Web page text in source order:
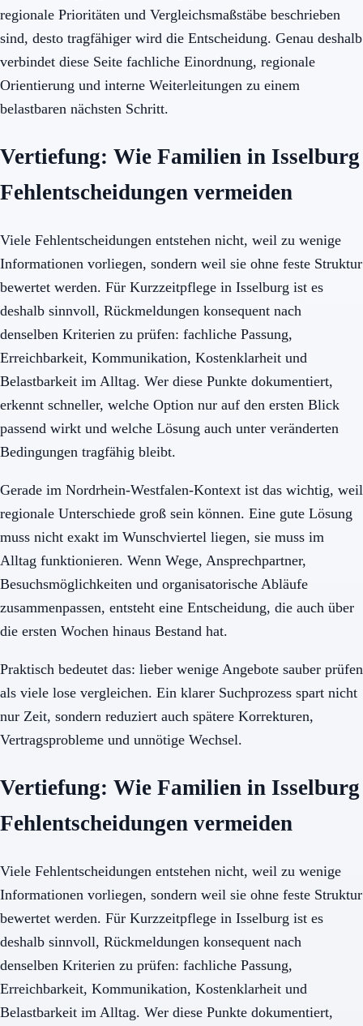
regionale Prioritäten und Vergleichsmaßstäbe beschrieben
sind, desto tragfähiger wird die Entscheidung. Genau deshalb
verbindet diese Seite fachliche Einordnung, regionale
Orientierung und interne Weiterleitungen zu einem
belastbaren nächsten Schritt.
Vertiefung: Wie Familien in Isselburg
Fehlentscheidungen vermeiden
Viele Fehlentscheidungen entstehen nicht, weil zu wenige
Informationen vorliegen, sondern weil sie ohne feste Struktur
bewertet werden. Für Kurzzeitpflege in Isselburg ist es
deshalb sinnvoll, Rückmeldungen konsequent nach
denselben Kriterien zu prüfen: fachliche Passung,
Erreichbarkeit, Kommunikation, Kostenklarheit und
Belastbarkeit im Alltag. Wer diese Punkte dokumentiert,
erkennt schneller, welche Option nur auf den ersten Blick
passend wirkt und welche Lösung auch unter veränderten
Bedingungen tragfähig bleibt.
Gerade im Nordrhein-Westfalen-Kontext ist das wichtig, weil
regionale Unterschiede groß sein können. Eine gute Lösung
muss nicht exakt im Wunschviertel liegen, sie muss im
Alltag funktionieren. Wenn Wege, Ansprechpartner,
Besuchsmöglichkeiten und organisatorische Abläufe
zusammenpassen, entsteht eine Entscheidung, die auch über
die ersten Wochen hinaus Bestand hat.
Praktisch bedeutet das: lieber wenige Angebote sauber prüfen
als viele lose vergleichen. Ein klarer Suchprozess spart nicht
nur Zeit, sondern reduziert auch spätere Korrekturen,
Vertragsprobleme und unnötige Wechsel.
Vertiefung: Wie Familien in Isselburg
Fehlentscheidungen vermeiden
Viele Fehlentscheidungen entstehen nicht, weil zu wenige
Informationen vorliegen, sondern weil sie ohne feste Struktur
bewertet werden. Für Kurzzeitpflege in Isselburg ist es
deshalb sinnvoll, Rückmeldungen konsequent nach
denselben Kriterien zu prüfen: fachliche Passung,
Erreichbarkeit, Kommunikation, Kostenklarheit und
Belastbarkeit im Alltag. Wer diese Punkte dokumentiert,